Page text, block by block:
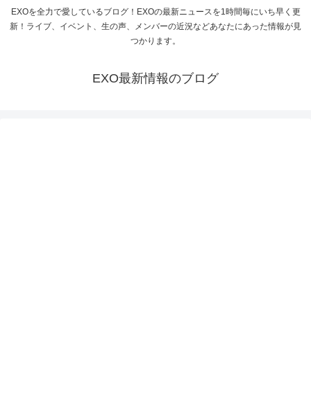
EXOを全力で愛しているブログ！EXOの最新ニュースを1時間毎にいち早く更
新！ライブ、イベント、生の声、メンバーの近況などあなたにあった情報が見
つかります。
EXO最新情報のブログ